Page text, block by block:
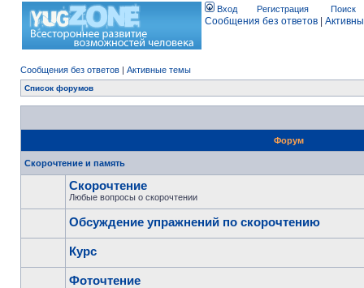
Вход Регистрация Поиск
Сообщения без ответов
Сообщения без ответов | Активные темы
Список форумов
Форум
Скорочтение и память
Скорочтение
Любые вопросы о скорочтении
Обсуждение упражнений по скорочтению
Курс
Фоточтение